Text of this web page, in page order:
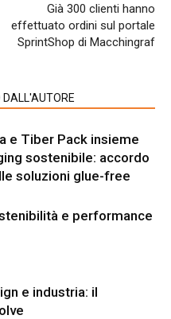
Già 300 clienti hanno
effettuato ordini sul portale
SprintShop di Macchingraf
DALL'AUTORE
e Tiber Pack insieme
sostenibile: accordo
soluzioni glue-free
e performance
e industria: il